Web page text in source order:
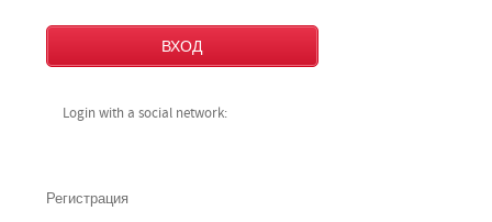
Login with a social network:
Регистрация